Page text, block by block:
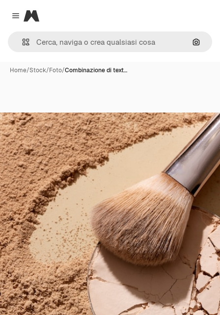
Close menu
Magnific
Cerca
Home/Stock/Foto/Combinazione di text…